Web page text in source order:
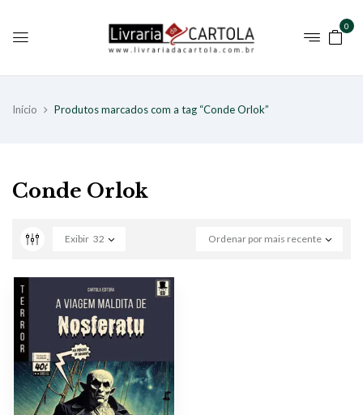
0
Início Produtos marcados com a tag “Conde Orlok”
Conde Orlok
Ordenar por mais recente
Exibir 32